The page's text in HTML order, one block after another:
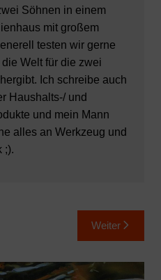
Söhnen in einem
mit großem
testen wir gerne
Welt für die zwei
Ich schreibe auch
Haushalts-/ und
und mein Mann
alles an Werkzeug und
;).
Weiter